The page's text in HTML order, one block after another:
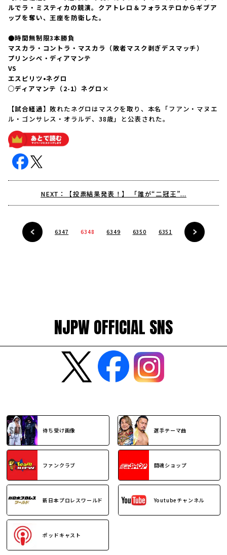
ルでラ・ミスティカの競演。クアトレロ＆フォラステロからギブア
ップを奪い、王座を防衛した。
●時間無制限3本勝負
マスカラ・コントラ・マスカラ（敗者マスク剥ぎデスマッチ）
プリンシペ・ディアマンテ
VS
エスピリツ•ネグロ
○ディアマンテ（2-1）ネグロ×
【試合経過】 敗れたネグロはマスクを取り、本名「フアン・マヌエ
ル・ゴンサレス・オラルデ、38歳」と公表された。
NEXT：【投票結果発表！】 「誰が“二冠王”...
6347 6348 6349 6350 6351
NJPW OFFICIAL SNS
待ち受け画像 選手テーマ曲
ファンクラブ 闘魂ショップ
新日本プロレスワールド Youtubeチャンネル
ポッドキャスト